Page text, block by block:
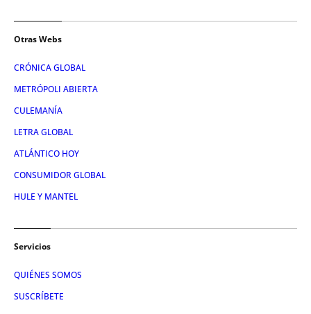
Otras Webs
CRÓNICA GLOBAL
METRÓPOLI ABIERTA
CULEMANÍA
LETRA GLOBAL
ATLÁNTICO HOY
CONSUMIDOR GLOBAL
HULE Y MANTEL
Servicios
QUIÉNES SOMOS
SUSCRÍBETE